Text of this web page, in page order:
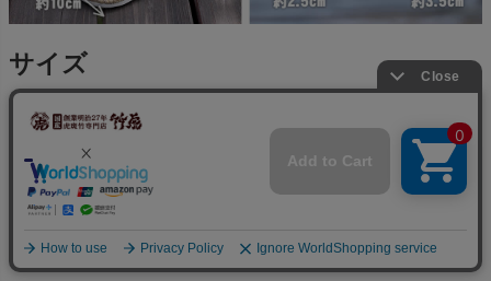
サイズ
天然素材を手作りしておりますので、形や色目、大きさが写
真と若干違う場合があります。もともと昔の草履の場合は、
指は草履の外に出ており土をつかむように歩くのが通常でし
た。現代的にアレンジして作っていますが指が床をつかむよ
うな感じで歩けてそれが鼻緒の効能もあり足の健康にいいと